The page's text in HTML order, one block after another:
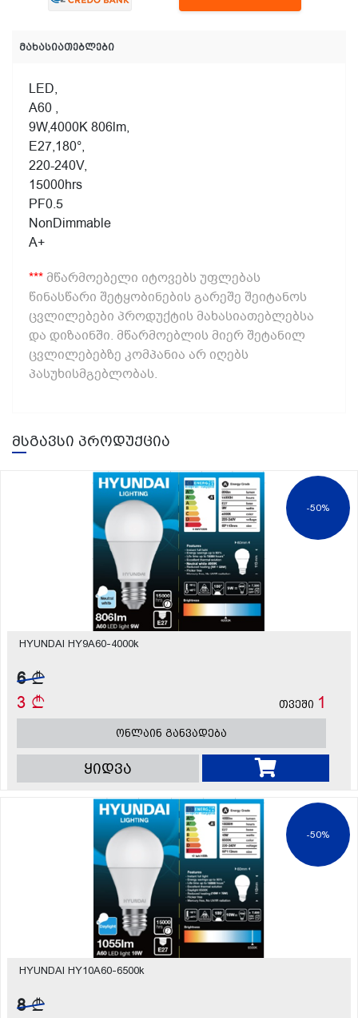
მახასიათებლები
LED,
A60 ,
9W,4000K806lm,
E27,180°,
220-240V,
15000hrs
PF0.5
NonDimmable
A+
*** მწარმოებელი იტოვებს უფლებას
წინასწარი შეტყობინების გარეშე შეიტანოს
ცვლილებები პროდუქტის მახასიათებლებსა
და დიზაინში. მწარმოებლის მიერ შეტანილ
ცვლილებებზე კომპანია არ იღებს
პასუხისმგებლობას.
მსგავსი პროდუქცია
-50%
HYUNDAI HY9A60-4000k
6
3
თვეში 1
ონლაინ განვადება
ყიდვა
-50%
HYUNDAI HY10A60-6500k
8